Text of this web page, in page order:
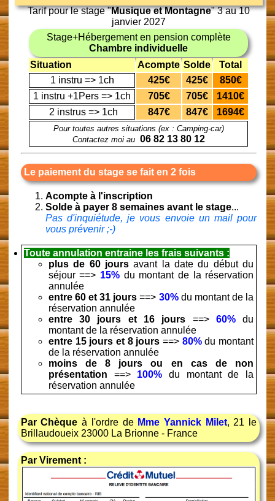
Tarif pour le stage "Musique et Montagne" 3 au 10
janvier 2027
Stage+Hébergement en pension complète
Chambre individuelle
Situation
Acompte Solde
Total
1 instru => 1ch
425€ 425€
850€
1 instru +1Pers => 1ch
705€ 705€
1410€
2 instrus => 1ch
847€ 847€ 1694€
Pour toutes autres situations (ex : Camping-car)
Contactez moi au 06 82 13 80 12
Le paiement du stage se fait en 2 fois
Acompte à l'inscription
Solde à payer 8 semaines avant le stage...
Pas d'inquiétude, je vous envoie un mail pour
vous prévenir ;-)
Toute annulation entraine les frais suivants :
plus de 60 joursavant la date du début du
séjour ==> 15% du montant de la réservation
annulée
entre 60 et 31 jours ==> 30%du montant de la
réservation annulée
entre 30 jours et 16 jours ==> 60%du
montant de la réservation annulée
entre 15 jours et 8 jours ==> 80%du montant
de la réservation annulée
moins de 8 jours ou en cas de non
présentation ==> 100% du montant de la
réservation annulée
Par Chèque à l'ordre de Mme Yannick Milet, 21 le
Brillaudoueix 23000 La Brionne - France
Par Virement :